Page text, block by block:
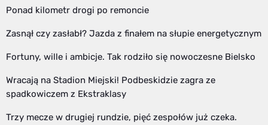
Ponad kilometr drogi po remoncie
Zasnął czy zasłabł? Jazda z finałem na słupie energetycznym
Fortuny, wille i ambicje. Tak rodziło się nowoczesne Bielsko
Wracają na Stadion Miejski! Podbeskidzie zagra ze
spadkowiczem z Ekstraklasy
Trzy mecze w drugiej rundzie, pięć zespołów już czeka.